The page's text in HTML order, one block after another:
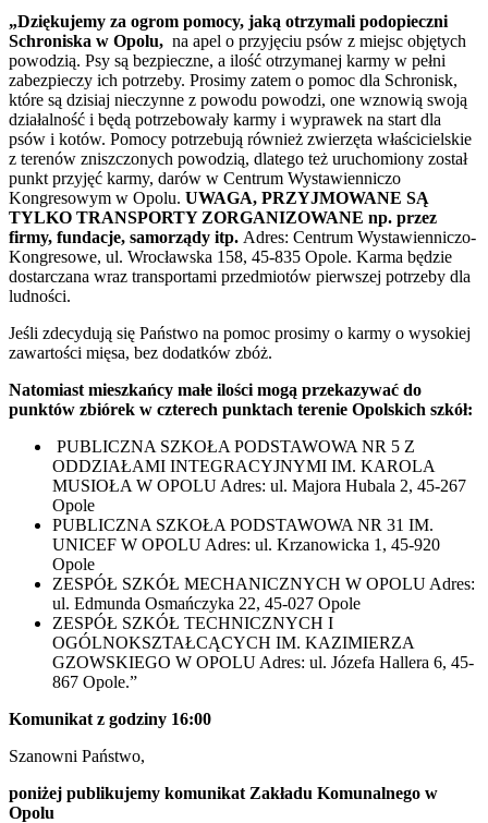
„Dziękujemy za ogrom pomocy, jaką otrzymali podopieczni
Schroniska w Opolu, na apel o przyjęciu psów z miejsc objętych
powodzią. Psy są bezpieczne, a ilość otrzymanej karmy w pełni
zabezpieczy ich potrzeby. Prosimy zatem o pomoc dla Schronisk,
które są dzisiaj nieczynne z powodu powodzi, one wznowią swoją
działalność i będą potrzebowały karmy i wyprawek na start dla
psów i kotów. Pomocy potrzebują również zwierzęta właścicielskie
z terenów zniszczonych powodzią, dlatego też uruchomiony został
punkt przyjęć karmy, darów w Centrum Wystawienniczo
Kongresowym w Opolu. UWAGA, PRZYJMOWANE SĄ
TYLKO TRANSPORTY ZORGANIZOWANE np. przez
firmy, fundacje, samorządy itp. Adres: Centrum Wystawienniczo-
Kongresowe, ul. Wrocławska 158, 45-835 Opole. Karma będzie
dostarczana wraz transportami przedmiotów pierwszej potrzeby dla
ludności.
Jeśli zdecydują się Państwo na pomoc prosimy o karmy o wysokiej
zawartości mięsa, bez dodatków zbóż.
Natomiast mieszkańcy małe ilości mogą przekazywać do
punktów zbiórek w czterech punktach terenie Opolskich szkół:
PUBLICZNA SZKOŁA PODSTAWOWA NR 5 Z
ODDZIAŁAMI INTEGRACYJNYMI IM. KAROLA
MUSIOŁA W OPOLU Adres: ul. Majora Hubala 2, 45-267
Opole
PUBLICZNA SZKOŁA PODSTAWOWA NR 31 IM.
UNICEF W OPOLU Adres: ul. Krzanowicka 1, 45-920
Opole
ZESPÓŁ SZKÓŁ MECHANICZNYCH W OPOLU Adres:
ul. Edmunda Osmańczyka 22, 45-027 Opole
ZESPÓŁ SZKÓŁ TECHNICZNYCH I
OGÓLNOKSZTAŁCĄCYCH IM. KAZIMIERZA
GZOWSKIEGO W OPOLU Adres: ul. Józefa Hallera 6, 45-
867 Opole.”
Komunikat z godziny 16:00
Szanowni Państwo,
poniżej publikujemy komunikat Zakładu Komunalnego w
Opolu